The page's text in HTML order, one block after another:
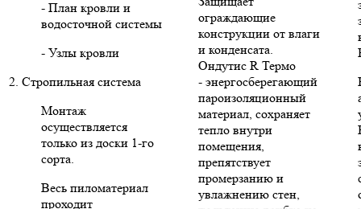
- План кровли и
водосточной системы
- Узлы кровли
2. Стропильная система
Монтаж
осуществляется
только из доски 1-го
сорта.
Весь пиломатериал
проходит
ограждающие
конструкции от влаги
и конденсата.
Ондутис R Термо
- энергосберегающий
пароизоляционный
материал, сохраняет
тепло внутри
помещения,
препятствует
промерзанию и
увлажнению стен,